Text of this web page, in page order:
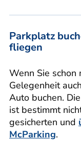
Parkplatz
fliegen
Wenn Sie schon
Gelegenheit
Auto buchen.
ist bestimmt
gesicherten und
McParking.